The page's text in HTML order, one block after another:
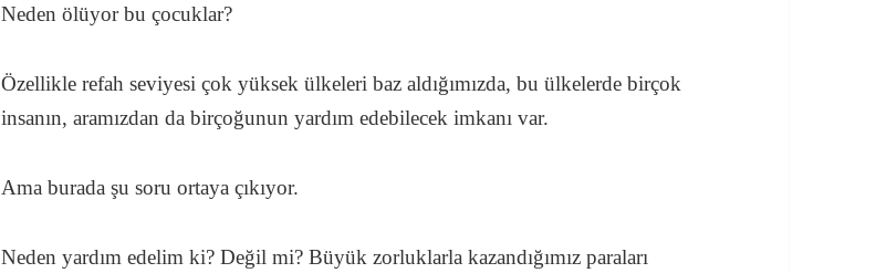
Neden ölüyor bu çocuklar?
Özellikle refah seviyesi çok yüksek ülkeleri baz aldığımızda, bu ülkelerde birçok
insanın, aramızdan da birçoğunun yardım edebilecek imkanı var.
Ama burada şu soru ortaya çıkıyor.
Neden yardım edelim ki? Değil mi? Büyük zorluklarla kazandığımız paraları